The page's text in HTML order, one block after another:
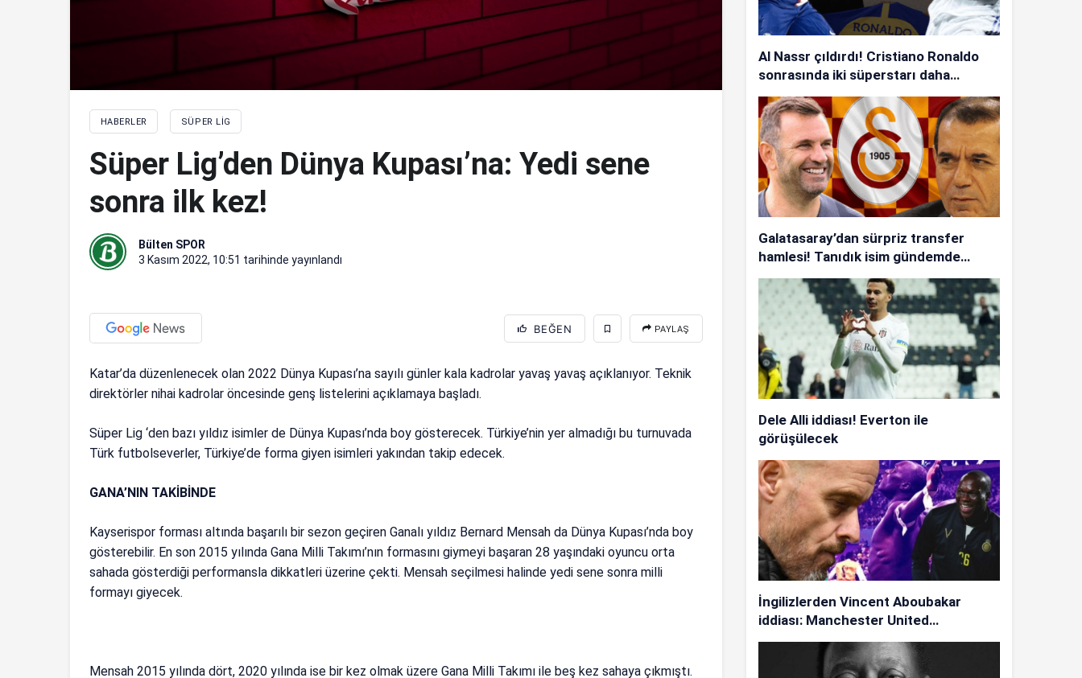
HABERLER SÜPER LIG
Süper Lig’den Dünya Kupası’na: Yedi sene
sonra ilk kez!
Bülten SPOR
3 Kasım 2022, 10:51 tarihinde yayınlandı
BEĞEN PAYLAŞ
Katar’da düzenlenecek olan 2022 Dünya Kupası’na sayılı günler kala kadrolar yavaş yavaş açıklanıyor. Teknik
direktörler nihai kadrolar öncesinde genş listelerini açıklamaya başladı.
Süper Lig ‘den bazı yıldız isimler de Dünya Kupası’nda boy gösterecek. Türkiye’nin yer almadığı bu turnuvada
Türk futbolseverler, Türkiye’de forma giyen isimleri yakından takip edecek.
GANA’NIN TAKİBİNDE
Kayserispor forması altında başarılı bir sezon geçiren Ganalı yıldız Bernard Mensah da Dünya Kupası’nda boy
gösterebilir. En son 2015 yılında Gana Milli Takımı’nın formasını giymeyi başaran 28 yaşındaki oyuncu orta
sahada gösterdiği performansla dikkatleri üzerine çekti. Mensah seçilmesi halinde yedi sene sonra milli
formayı giyecek.
Mensah 2015 yılında dört, 2020 yılında ise bir kez olmak üzere Gana Milli Takımı ile beş kez sahaya çıkmıştı.
Al Nassr çıldırdı! Cristiano Ronaldo
sonrasında iki süperstarı daha
istiyorlar…
Galatasaray’dan sürpriz transfer
hamlesi! Tanıdık isim gündemde…
Dele Alli iddiası! Everton ile
görüşülecek
İngilizlerden Vincent Aboubakar
iddiası: Manchester United…